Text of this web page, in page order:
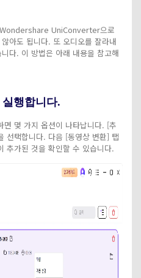
UniConverter으로
아도 됩니다. 또 오디오를 잘라내
다. 이 방법은 아래 내용을 참고해
행합니다.
면 몇 가지 옵션이 나타납니다. [추
선택합니다. 다음 [동영상 변환] 탭
추가된 것을 확인할 수 있습니다.